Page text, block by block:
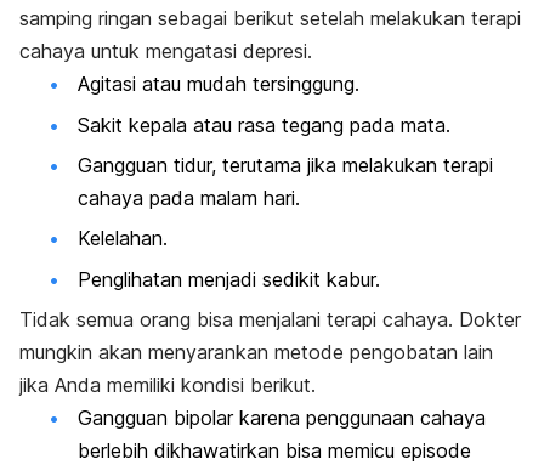
samping ringan sebagai berikut setelah melakukan terapi
cahaya untuk mengatasi depresi.
Agitasi atau mudah tersinggung.
Sakit kepala atau rasa tegang pada mata.
Gangguan tidur, terutama jika melakukan terapi
cahaya pada malam hari.
Kelelahan.
Penglihatan menjadi sedikit kabur.
Tidak semua orang bisa menjalani terapi cahaya. Dokter
mungkin akan menyarankan metode pengobatan lain
jika Anda memiliki kondisi berikut.
Gangguan bipolar karena penggunaan cahaya
berlebih dikhawatirkan bisa memicu episode